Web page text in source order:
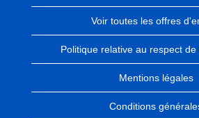
Voir toutes les offres
Politique relative au respect
Mentions légales
Conditions